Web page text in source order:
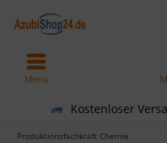
Kostenloser
Menü
Produktionsfachkraft Chemie